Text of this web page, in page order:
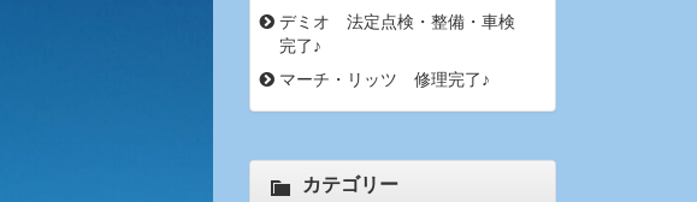
デミオ 法定点検・整備・車検
完了♪
マーチ・リッツ 修理完了♪
カテゴリー